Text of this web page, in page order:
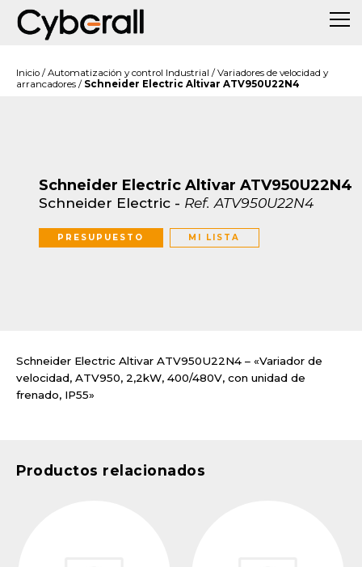
Inicio / Automatización y control Industrial / Variadores de velocidad y
arrancadores / Schneider Electric Altivar ATV950U22N4
Schneider Electric Altivar ATV950U22N4
Schneider Electric - Ref. ATV950U22N4
PRESUPUESTO MI LISTA
Schneider Electric Altivar ATV950U22N4 – «Variador de
velocidad, ATV950, 2,2kW, 400/480V, con unidad de
frenado, IP55»
Productos relacionados